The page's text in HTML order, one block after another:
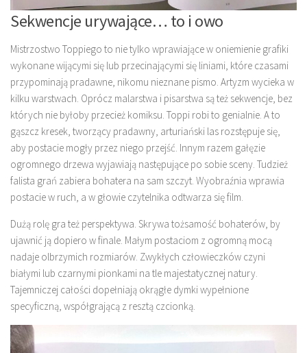
Sekwencje urywające… to i owo
Mistrzostwo Toppiego to nie tylko wprawiające w oniemienie grafiki
wykonane wijącymi się lub przecinającymi się liniami, które czasami
przypominają pradawne, nikomu nieznane pismo. Artyzm wycieka w
kilku warstwach. Oprócz malarstwa i pisarstwa są też sekwencje, bez
których nie byłoby przecież komiksu. Toppi robi to genialnie. A to
gąszcz kresek, tworzący pradawny, arturiański las rozstępuje się,
aby postacie mogły przez niego przejść. Innym razem gałęzie
ogromnego drzewa wyjawiają następujące po sobie sceny. Tudzież
falista grań zabiera bohatera na sam szczyt. Wyobraźnia wprawia
postacie w ruch, a w głowie czytelnika odtwarza się film.
Dużą rolę gra też perspektywa. Skrywa tożsamość bohaterów, by
ujawnić ją dopiero w finale. Małym postaciom z ogromną mocą
nadaje olbrzymich rozmiarów. Zwykłych człowieczków czyni
białymi lub czarnymi pionkami na tle majestatycznej natury.
Tajemniczej całości dopełniają okrągłe dymki wypełnione
specyficzną, współgrającą z resztą czcionką.